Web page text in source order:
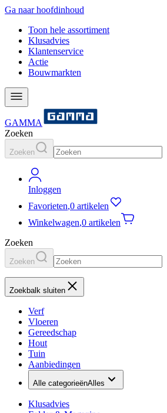
Ga naar hoofdinhoud
Toon hele assortiment
Klusadvies
Klantenservice
Actie
Bouwmarkten
GAMMA
Zoeken
Zoeken
Inloggen
Favorieten,0 artikelen
Winkelwagen,0 artikelen
Zoeken
Zoeken
Zoekbalk sluiten
Verf
Vloeren
Gereedschap
Hout
Tuin
Aanbiedingen
Alle categorieënAlles
Klusadvies